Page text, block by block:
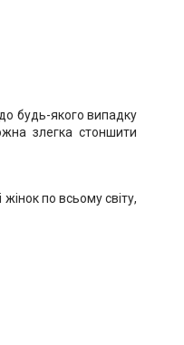
будь-якого випадку
злегка стоншити
по всьому світу,